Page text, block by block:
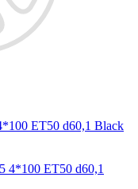
ET50 d60,1 Black